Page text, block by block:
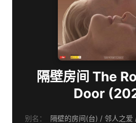
隔壁房间 The
Door
别名：
隔壁的房间(台) / 邻人之